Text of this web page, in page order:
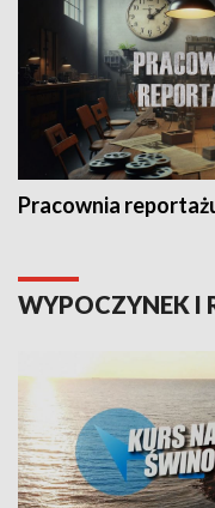
Pracownia
WYPOCZYNEK I